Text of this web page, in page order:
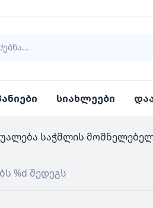
სიახლეები
საჭმლის
%d შედეგს